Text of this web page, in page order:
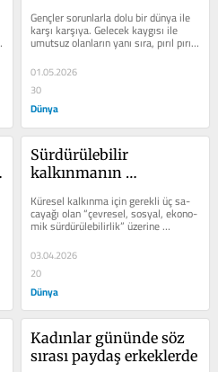
Gençler sorunlarla dolu bir dünya ile
karşı karşıya. Gelecek kaygısı ile
umutsuz olanların yanı sıra, pırıl pı­rıl
01.05.2026
30
Dünya
Sürdürülebilir
kalkınmanın
Küresel kalkınma için gerekli üç sa­
cayağı olan “çevresel, sosyal, ekono­
mik sürdürülebilirlik” üzerine
03.04.2026
20
Dünya
Kadınlar gününde söz
sırası paydaş erkeklerde